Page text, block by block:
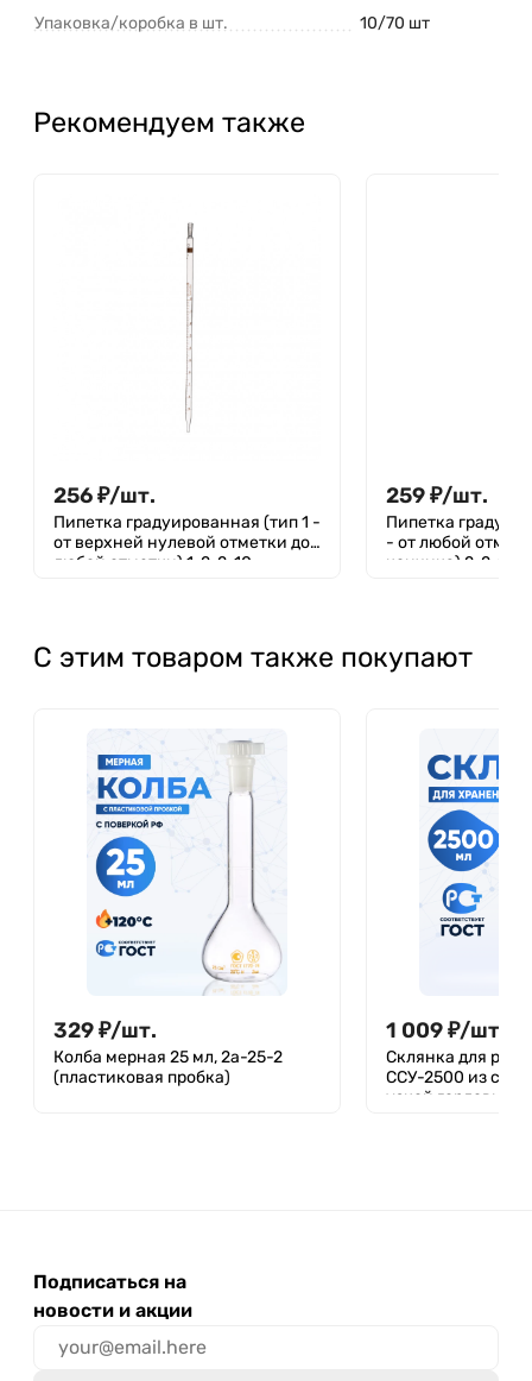
Упаковка/коробка в шт. 10/70 шт
Рекомендуем также
256₽/шт.
Пипетка градуированная (тип 1 -
от верхней нулевой отметки до
любой отметки) 1-2-2-10
259₽/шт.
Пипетка
- от любой
кончика) 2-2-2-5
С этим товаром также покупают
329₽/шт.
Колба мерная 25 мл, 2а-25-2
(пластиковая пробка)
1 009₽/шт.
Склянка для
ССУ-2500 из
узкой
Подписаться на
новости и акции